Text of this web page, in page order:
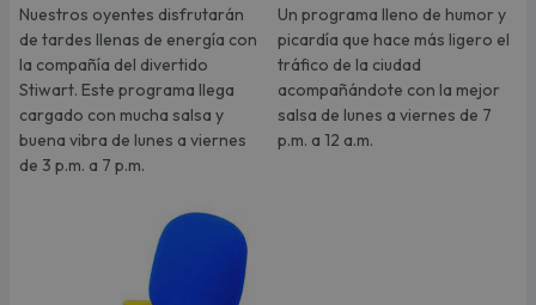
Nuestros oyentes disfrutarán
de tardes llenas de energía con
la compañía del divertido
Stiwart. Este programa llega
cargado con mucha salsa y
buena vibra de lunes a viernes
de 3 p.m. a 7 p.m.
Un programa lleno de humor y
picardía que hace más ligero el
tráfico de la ciudad
acompañándote con la mejor
salsa de lunes a viernes de 7
p.m. a 12 a.m.